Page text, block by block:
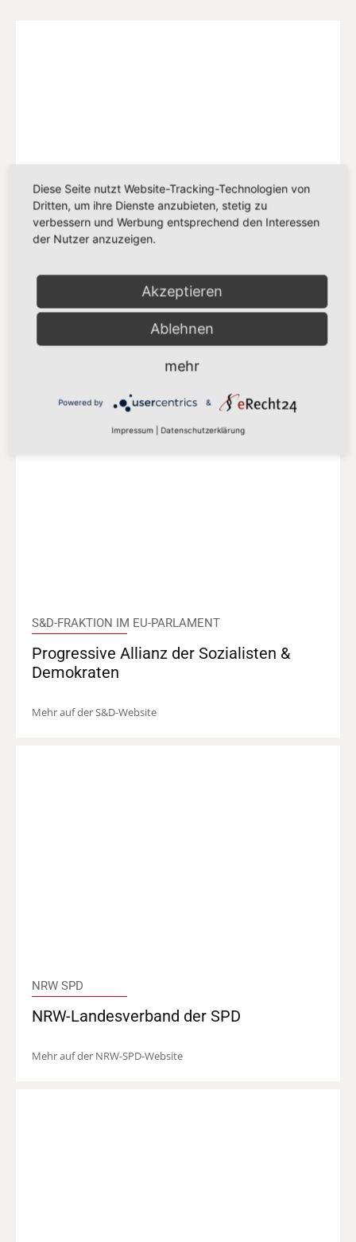
Delegation der SPD-Abgeordneten in der
S&D Fraktion
Mehr auf der SPD-Europa Webseite
S&D-FRAKTION IM EU-PARLAMENT
Progressive Allianz der Sozialisten &
Demokraten
Mehr auf der S&D-Website
NRW SPD
NRW-Landesverband der SPD
Mehr auf der NRW-SPD-Website
Diese Seite nutzt Website-Tracking-Technologien von
Dritten, um ihre Dienste anzubieten, stetig zu
verbessern und Werbung entsprechend den Interessen
der Nutzer anzuzeigen.
Akzeptieren
Ablehnen
mehr
Powered by &
Impressum Datenschutzerklärung